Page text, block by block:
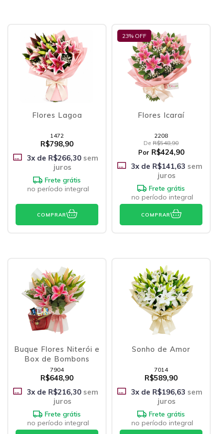
Flores Lagoa
1472
R$798,90
3x de R$266,30sem
juros
Frete grátis
no período integral
COMPRAR
23% OFF
Flores Icaraí
2208
De R$548,90
Por R$424,90
3x de R$141,63 sem
juros
Frete grátis
no período integral
COMPRAR
Buque Flores Niterói e
Box de Bombons
7904
R$648,90
3x de R$216,30sem
juros
Frete grátis
no período integral
Sonho de Amor
7014
R$589,90
3x de R$196,63 sem
juros
Frete grátis
no período integral